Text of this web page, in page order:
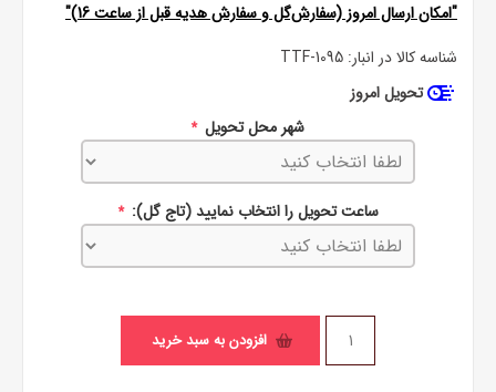
"امکان ارسال امروز (سفارش‌گل و سفارش هدیه قبل از ساعت 16)"
شناسه کالا در انبار: TTF-1095
تحویل امروز
شهر محل تحویل *
ساعت تحویل را انتخاب نمایید (تاج گل): *
افزودن به سبد خرید